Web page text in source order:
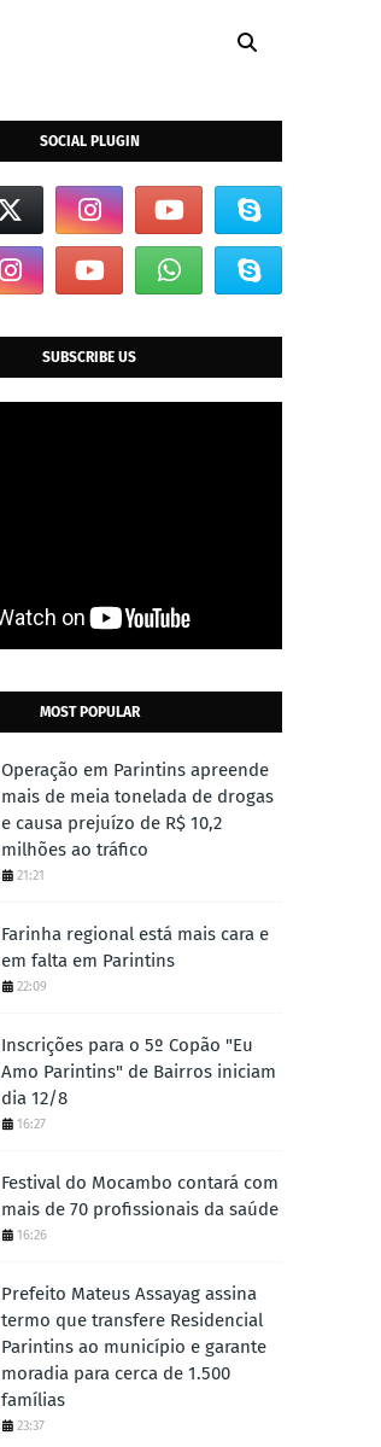
SOCIAL PLUGIN
SUBSCRIBE US
MOST POPULAR
Operação em Parintins apreende
mais de meia tonelada de drogas
e causa prejuízo de R$ 10,2
milhões ao tráfico
21:21
Farinha regional está mais cara e
em falta em Parintins
22:09
Inscrições para o 5º Copão "Eu
Amo Parintins" de Bairros iniciam
dia 12/8
16:27
Festival do Mocambo contará com
mais de 70 profissionais da saúde
16:26
Prefeito Mateus Assayag assina
termo que transfere Residencial
Parintins ao município e garante
moradia para cerca de 1.500
famílias
23:37